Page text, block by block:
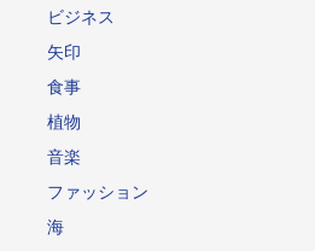
ビジネス
矢印
食事
植物
音楽
ファッション
海